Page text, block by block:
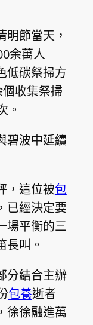
節當天，
余萬人
低碳祭掃方
收集祭掃
。
碧波中延續
，這位被包
已經決定要
場平衡的三
長叫。
分結合主辦
包養逝者
徐徐融進萬